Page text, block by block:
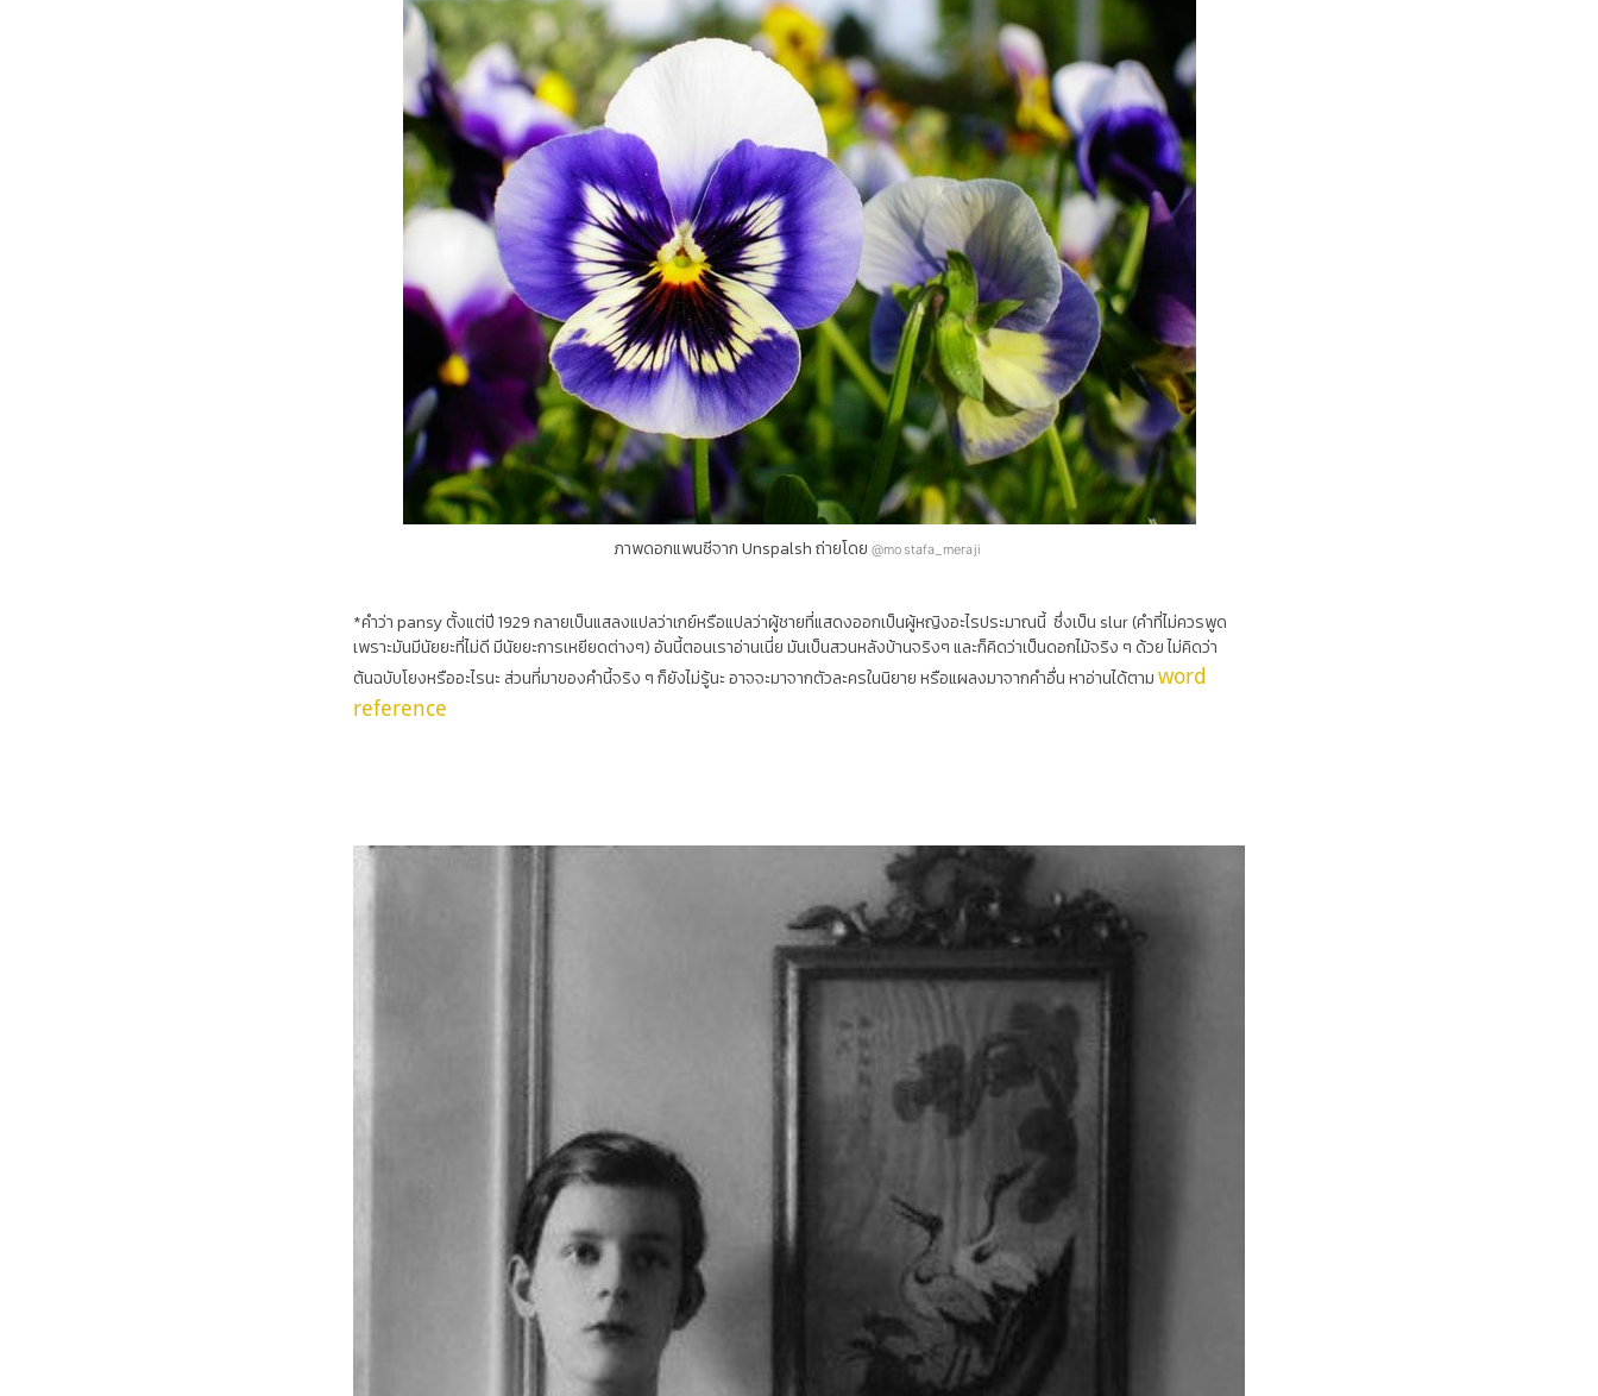
ภาพดอกแพนซีจาก Unspalsh ถ่ายโดย @mostafa_meraji
*คำว่า pansy ตั้งแต่ปี 1929 กลายเป็นแสลงแปลว่าเกย์หรือแปลว่าผู้ชายที่แสดงออกเป็นผู้หญิงอะไรประมาณนี้ ซึ่งเป็น slur (คำที่ไม่ควรพูด
เพราะมันมีนัยยะที่ไม่ดี มีนัยยะการเหยียดต่างๆ) อันนี้ตอนเราอ่านเนี่ย มันเป็นสวนหลังบ้านจริงๆ และก็คิดว่าเป็นดอกไม้จริง ๆ ด้วย ไม่คิดว่า
ต้นฉบับโยงหรืออะไรนะ ส่วนที่มาของคำนี้จริง ๆ ก็ยังไม่รู้นะ อาจจะมาจากตัวละครในนิยาย หรือแผลงมาจากคำอื่น หาอ่านได้ตามword
reference